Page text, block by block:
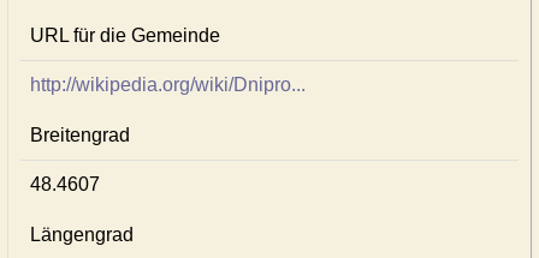
URL für die Gemeinde
http://wikipedia.org/wiki/Dnipro...
Breitengrad
48.4607
Längengrad